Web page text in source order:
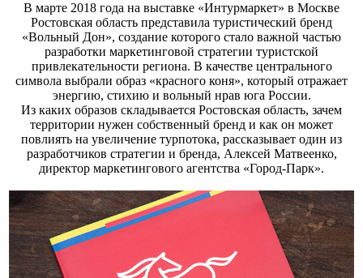
В марте 2018 года на выставке «Интурмаркет» в Москве
Ростовская область представила туристический бренд
«Вольный Дон», создание которого стало важной частью
разработки маркетинговой стратегии туристской
привлекательности региона. В качестве центрального
символа выбрали образ «красного коня», который отражает
энергию, стихию и вольный нрав юга России.
Из каких образов складывается Ростовская область, зачем
территории нужен собственный бренд и как он может
повлиять на увеличение турпотока, рассказывает один из
разработчиков стратегии и бренда, Алексей Матвеенко,
директор маркетингового агентства «Город-Парк».